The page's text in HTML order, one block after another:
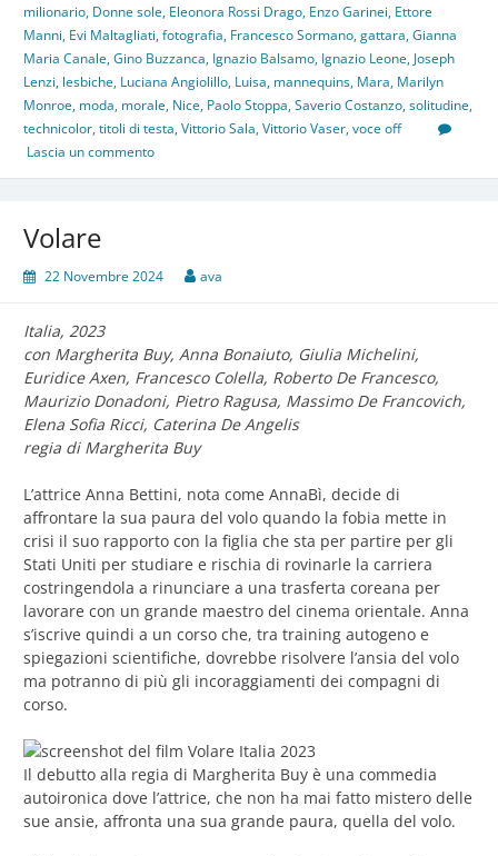
milionario, Donne sole, Eleonora Rossi Drago, Enzo Garinei, Ettore
Manni, Evi Maltagliati,fotografia, Francesco Sormano,gattara,Gianna
Maria Canale,Gino Buzzanca, Ignazio Balsamo, Ignazio Leone,Joseph
Lenzi, lesbiche, Luciana Angiolillo, Luisa, mannequins, Mara, Marilyn
Monroe, moda, morale, Nice, Paolo Stoppa,Saverio Costanzo,solitudine,
technicolor,titoli di testa,Vittorio Sala,Vittorio Vaser,voce off
Lascia un commento
Volare
22 Novembre 2024 ava
Italia, 2023
con Margherita Buy, Anna Bonaiuto, Giulia Michelini,
Euridice Axen, Francesco Colella, Roberto De Francesco,
Maurizio Donadoni, Pietro Ragusa, Massimo De Francovich,
Elena Sofia Ricci, Caterina De Angelis
regia di Margherita Buy
L’attrice Anna Bettini, nota come AnnaBì, decide di
affrontare la sua paura del volo quando la fobia mette in
crisi il suo rapporto con la figlia che sta per partire per gli
Stati Uniti per studiare e rischia di rovinarle la carriera
costringendola a rinunciare a una trasferta coreana per
lavorare con un grande maestro del cinema orientale. Anna
s’iscrive quindi a un corso che, tra training autogeno e
spiegazioni scientifiche, dovrebbe risolvere l’ansia del volo
ma potranno di più gli incoraggiamenti dei compagni di
corso.
Il debutto alla regia di Margherita Buy è una commedia
autoironica dove l’attrice, che non ha mai fatto mistero delle
sue ansie, affronta una sua grande paura, quella del volo.